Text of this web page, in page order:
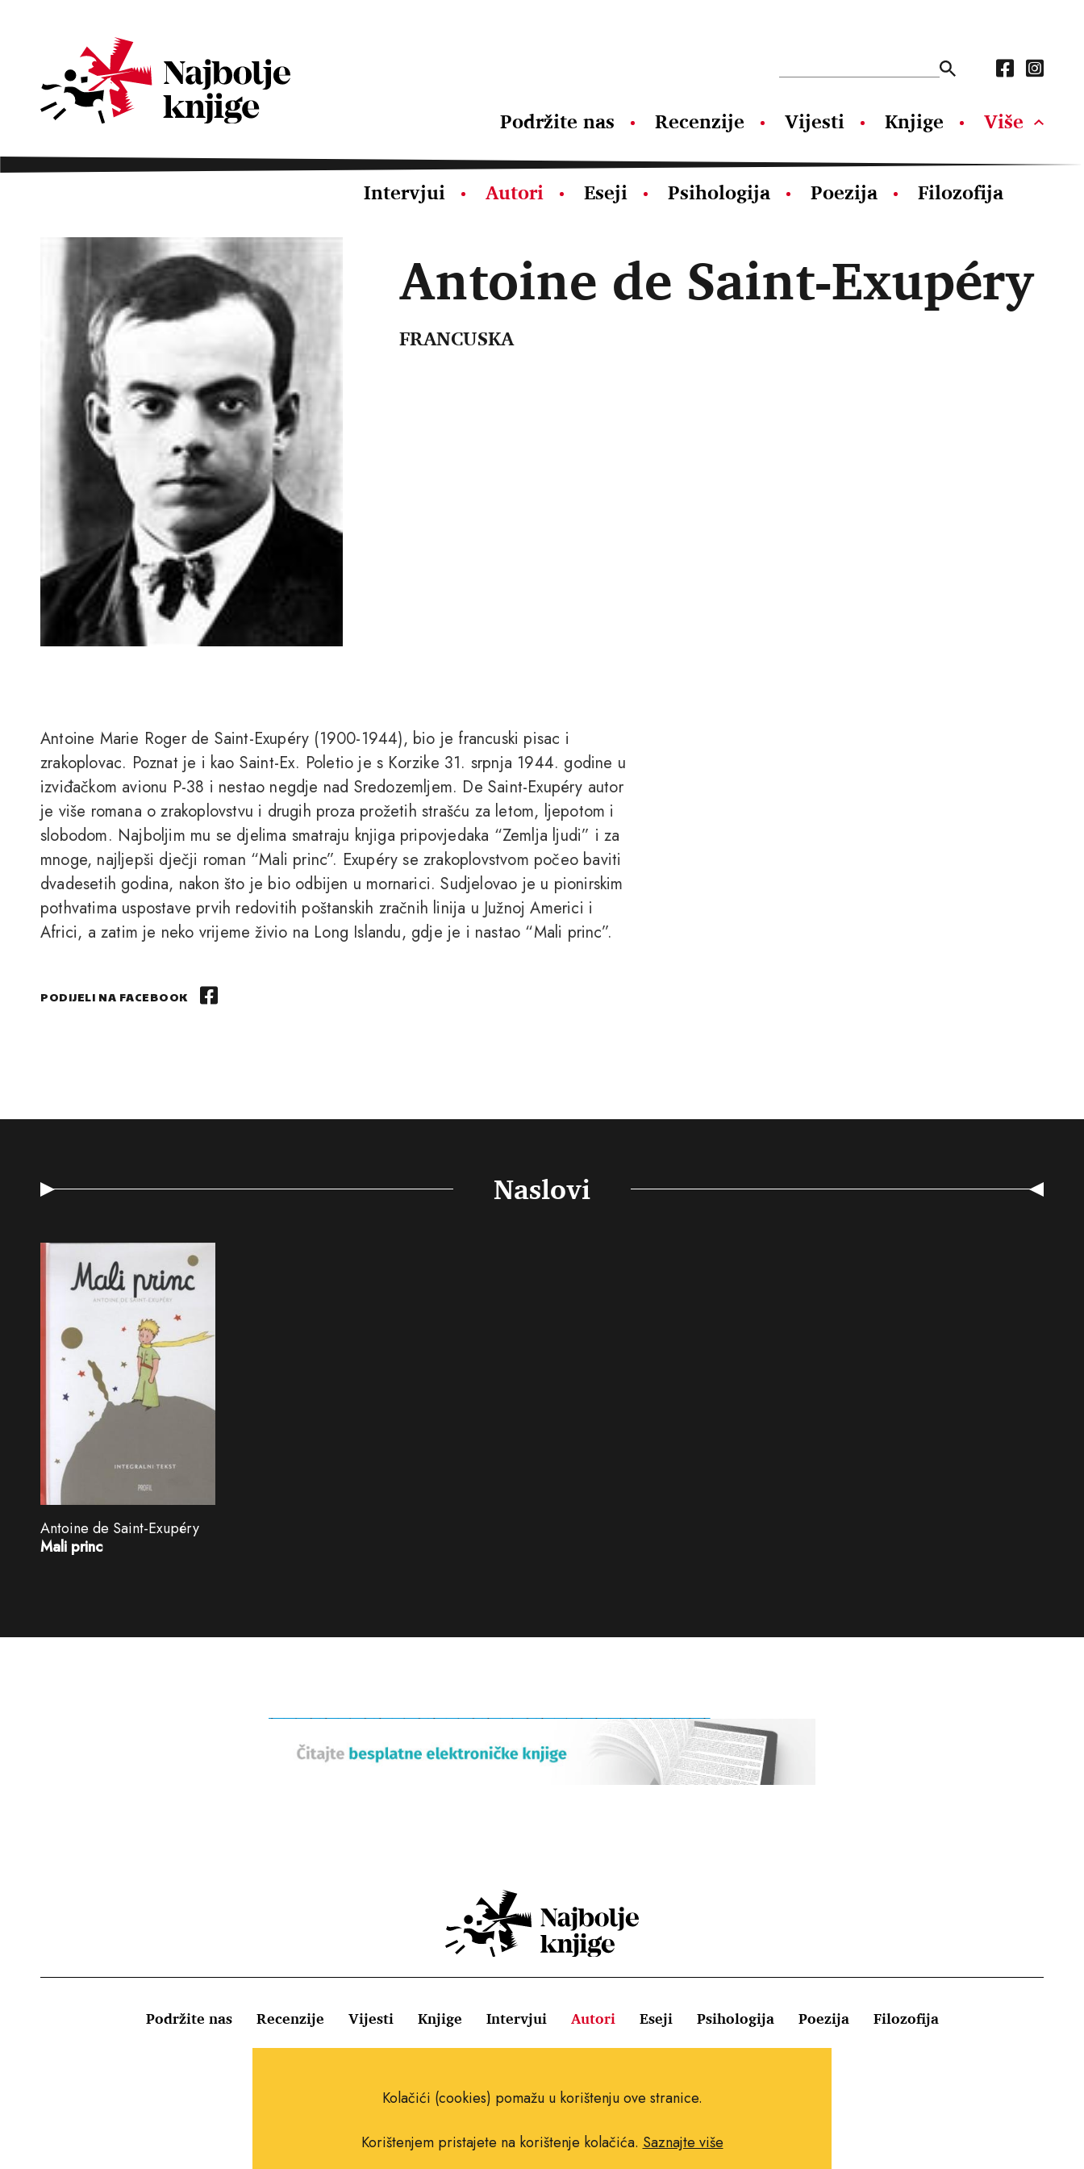
Podržite nas Recenzije Vijesti Knjige Više
Intervjui Autori Eseji Psihologija Poezija Filozofija
Antoine de Saint-Exupéry
FRANCUSKA
Antoine Marie Roger de Saint-Exupéry (1900-1944), bio je francuski pisac i
zrakoplovac. Poznat je i kao Saint-Ex. Poletio je s Korzike 31. srpnja 1944. godine u
izviđačkom avionu P-38 i nestao negdje nad Sredozemljem. De Saint-Exupéry autor
je više romana o zrakoplovstvu i drugih proza prožetih strašću za letom, ljepotom i
slobodom. Najboljim mu se djelima smatraju knjiga pripovjedaka “Zemlja ljudi” i za
mnoge, najljepši dječji roman “Mali princ”. Exupéry se zrakoplovstvom počeo baviti
dvadesetih godina, nakon što je bio odbijen u mornarici. Sudjelovao je u pionirskim
pothvatima uspostave prvih redovitih poštanskih zračnih linija u Južnoj Americi i
Africi, a zatim je neko vrijeme živio na Long Islandu, gdje je i nastao “Mali princ”.
PODIJELI NA FACEBOOK
Naslovi
Antoine de Saint-Exupéry
Mali princ
Podržite nas Recenzije Vijesti Knjige Intervjui Autori Eseji Psihologija Poezija Filozofija
Kolačići (cookies) pomažu u korištenju ove stranice.
Korištenjem pristajete na korištenje kolačića. Saznajte više